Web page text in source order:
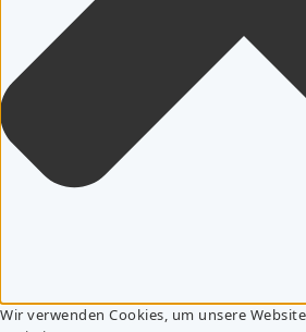
Wir verwenden Cookies, um unsere